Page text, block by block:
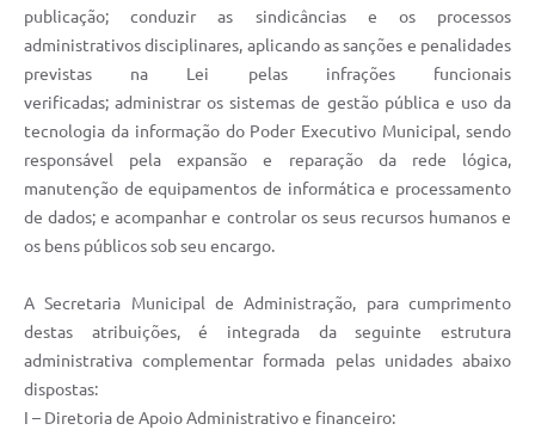
publicação; conduzir as sindicâncias e os processos
administrativos disciplinares, aplicando as sanções e penalidades
previstas na Lei pelas infrações funcionais
verificadas; administrar os sistemas de gestão pública e uso da
tecnologia da informação do Poder Executivo Municipal, sendo
responsável pela expansão e reparação da rede lógica,
manutenção de equipamentos de informática e processamento
de dados; e acompanhar e controlar os seus recursos humanos e
os bens públicos sob seu encargo.
A Secretaria Municipal de Administração, para cumprimento
destas atribuições, é integrada da seguinte estrutura
administrativa complementar formada pelas unidades abaixo
dispostas:
I – Diretoria de Apoio Administrativo e financeiro: